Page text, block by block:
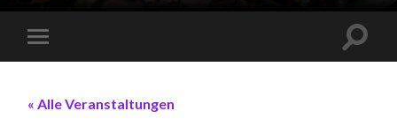
« Alle Veranstaltungen